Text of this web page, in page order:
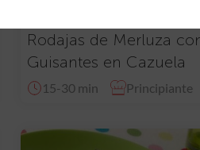
Rodajas de Merluza
Guisantes en Cazuela
15-30 min Principiante